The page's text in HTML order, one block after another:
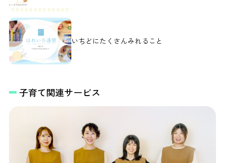
いちどにたくさんみれること
子育て関連サービス